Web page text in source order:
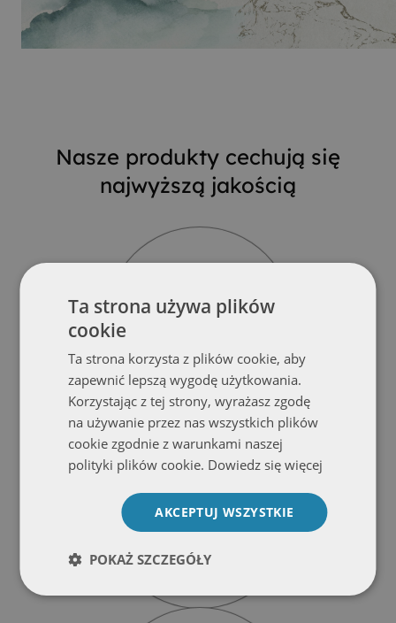
Nasze produkty cechują się
najwyższą jakością
Bezpieczeństwo
techniczne produktu
Wytrzymałość
Ekologiczny druk odporny na
Ta strona używa plików
cookie
Ta strona korzysta z plików cookie, aby
zapewnić lepszą wygodę użytkowania.
Korzystając z tej strony, wyrażasz zgodę
na używanie przez nas wszystkich plików
cookie zgodnie z warunkami naszej
polityki plików cookie. Dowiedz się więcej
AKCEPTUJ WSZYSTKIE
POKAŻ SZCZEGÓŁY